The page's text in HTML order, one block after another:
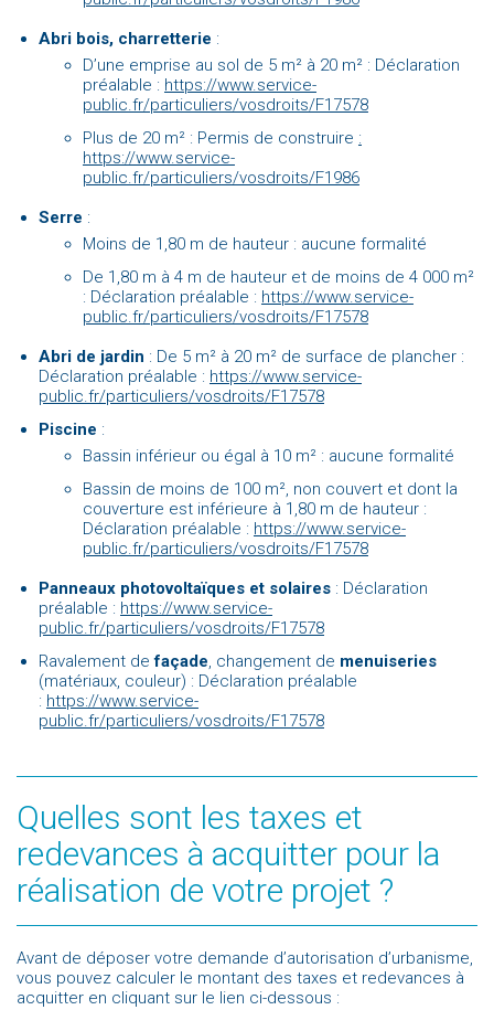
Abri bois, charretterie :
D’une emprise au sol de 5 m² à 20 m² : Déclaration
préalable : https://www.service-
public.fr/particuliers/vosdroits/F17578
Plus de 20 m² : Permis de construire :
https://www.service-
public.fr/particuliers/vosdroits/F1986
Serre :
Moins de 1,80 m de hauteur : aucune formalité
De 1,80 m à 4 m de hauteur et de moins de 4 000 m²
: Déclaration préalable : https://www.service-
public.fr/particuliers/vosdroits/F17578
Abri de jardin : De 5 m² à 20 m² de surface de plancher :
Déclaration préalable : https://www.service-
public.fr/particuliers/vosdroits/F17578
Piscine :
Bassin inférieur ou égal à 10 m² : aucune formalité
Bassin de moins de 100 m², non couvert et dont la
couverture est inférieure à 1,80 m de hauteur :
Déclaration préalable : https://www.service-
public.fr/particuliers/vosdroits/F17578
Panneaux photovoltaïques et solaires : Déclaration
préalable : https://www.service-
public.fr/particuliers/vosdroits/F17578
Ravalement defaçade, changement de menuiseries
(matériaux, couleur) : Déclaration préalable
: https://www.service-
public.fr/particuliers/vosdroits/F17578
Quelles sont les taxes et
redevances à acquitter pour la
réalisation de votre projet ?
Avant de déposer votre demande d’autorisation d’urbanisme,
vous pouvez calculer le montant des taxes et redevances à
acquitter en cliquant sur le lien ci-dessous :